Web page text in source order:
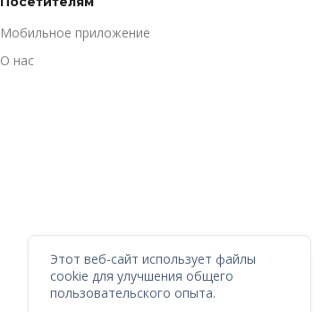
Мобильное приложение
О нас
Этот веб-сайт использует файлы
cookie для улучшения общего
пользовательского опыта.